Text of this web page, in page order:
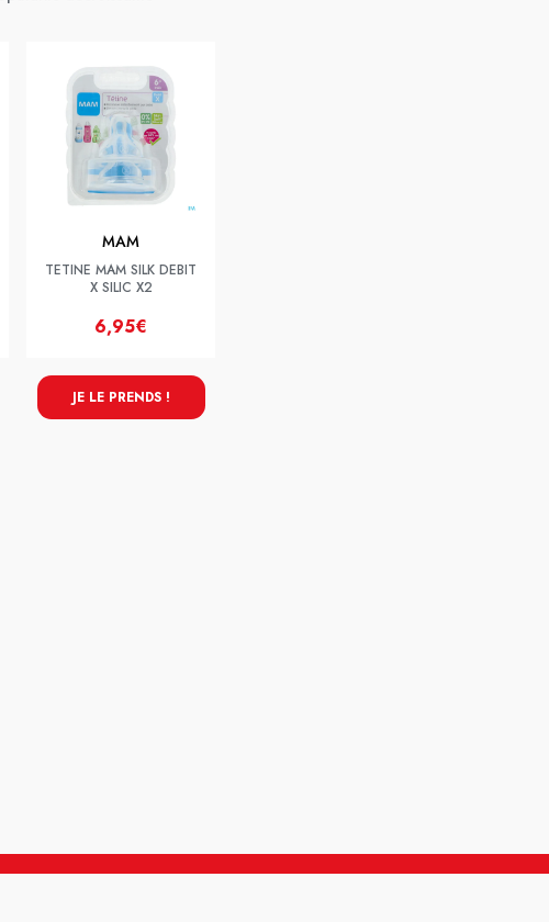
MAM
TETINE MAM SILK DEBIT
X SILIC X2
6,95€
JE LE PRENDS !